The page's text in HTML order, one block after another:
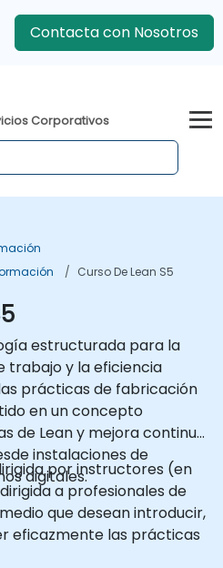
Contacta con Nosotros
Corporativos
Curso De Lean S5
estructurada para la
trabajo y la eficiencia
prácticas de fabricación
en un concepto
de Lean y mejora continua
instalaciones de
digitales.
por instructores (en
a profesionales de
que desean introducir,
eficazmente las prácticas